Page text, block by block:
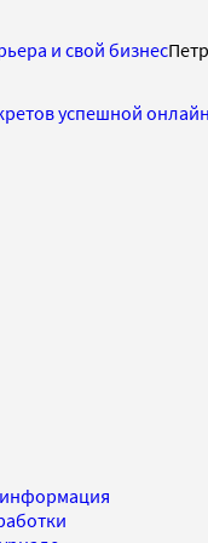
и свой бизнес
успешной